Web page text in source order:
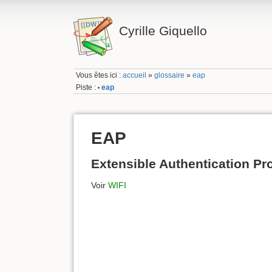
Cyrille Giquello
Vous êtes ici :accueil »glossaire »eap
Piste : • eap
EAP
Extensible Authentication
Voir WIFI